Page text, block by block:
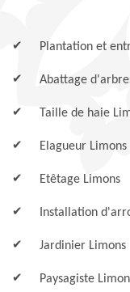
Plantation et
Abattage
Taille de haie
Elagueur Limons
Etêtage Limons
Installation
Jardinier Limons
Paysagiste